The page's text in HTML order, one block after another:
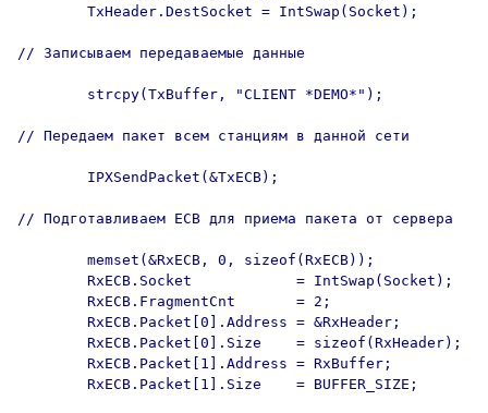
        TxHeader.DestSocket = IntSwap(Socket);
// Записываем передаваемые данные
        strcpy(TxBuffer, "CLIENT *DEMO*");
// Передаем пакет всем станциям в данной сети
        IPXSendPacket(&TxECB);
// Подготавливаем ECB для приема пакета от сервера
        memset(&RxECB, 0, sizeof(RxECB));
        RxECB.Socket            = IntSwap(Socket);
        RxECB.FragmentCnt       = 2;
        RxECB.Packet[0].Address = &RxHeader;
        RxECB.Packet[0].Size    = sizeof(RxHeader);
        RxECB.Packet[1].Address = RxBuffer;
        RxECB.Packet[1].Size    = BUFFER_SIZE;